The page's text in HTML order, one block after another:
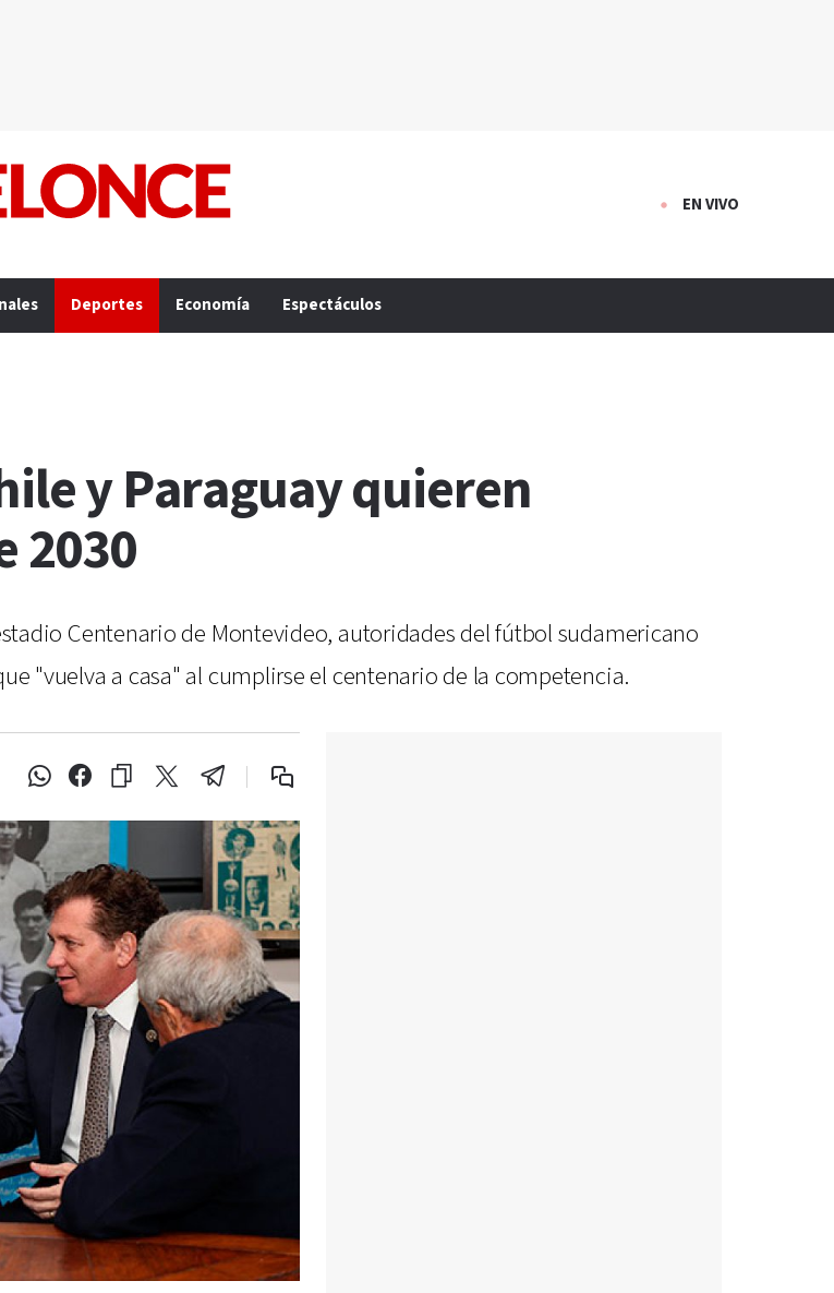
EN VIVO
Deportes Economía Espectáculos
y Paraguay quieren
2030
Centenario de Montevideo, autoridades del fútbol sudamericano
"vuelva a casa" al cumplirse el centenario de la competencia.